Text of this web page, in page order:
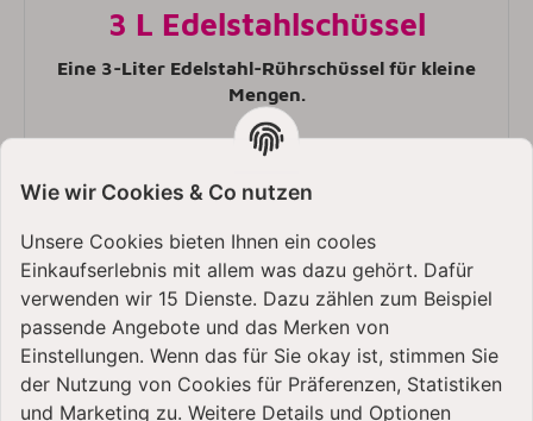
3 L Edelstahlschüssel
Eine 3-Liter Edelstahl-Rührschüssel für kleine
Mengen.
KitchenAid 5KSM185 |
Wie wir Cookies & Co nutzen
Unsere Cookies bieten Ihnen ein cooles
Einkaufserlebnis mit allem was dazu gehört. Dafür
verwenden wir 15 Dienste. Dazu zählen zum Beispiel
passende Angebote und das Merken von
Einstellungen. Wenn das für Sie okay ist, stimmen Sie
der Nutzung von Cookies für Präferenzen, Statistiken
und Marketing zu. Weitere Details und Optionen